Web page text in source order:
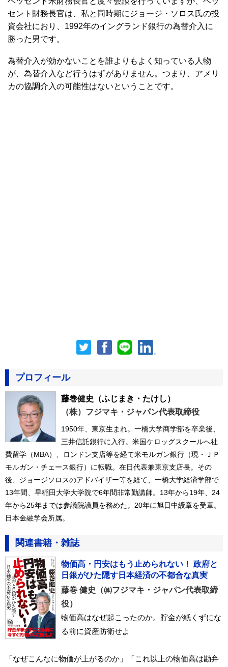
セント財務長官は、私と同時期にジョージ・ソロス氏の投
資会社におり、1992年のイングランド銀行の為替介入に
勝った男です。
為替介入が効かないことを誰よりもよく知っている人物
が、為替介入など行うはずがありません。つまり、アメリ
カの協調介入の可能性はないということです。
プロフィール
藤巻健史
（ふじまき・たけし）
（株）フジマキ・ジャパン代表取締役
1950年、東京生まれ。一橋大学商学部を卒業後、
三井信託銀行に入行。米国ケロッグスクールへ社
費留学（MBA）、ロンドン支店等を経て米モルガン銀行（現・ＪＰ
モルガン・チェース銀行）に転職。在日代表兼東京支店長。その
後、ジョージソロスのアドバイザー等を経て、一橋大学経済学部で
13年間、早稲田大学大学院で6年間非常勤講師。13年から19年、24
年から25年までは参議院議員を務めた。20年に旭日中綬章を受章。
日本金融学会所属。
関連書籍・雑誌
物価高・円安はもう止められない！ 政府と
日銀がひた隠す日本経済の不都合な真実
藤巻 健史（㈱フジマキ・ジャパン代表取締
役）
物価高はなぜ起こったのか。貯金が紙くずにな
る前に資産防衛せよ
「なぜこんなに物価が上がるのか」「これ以上の物価高は勘弁